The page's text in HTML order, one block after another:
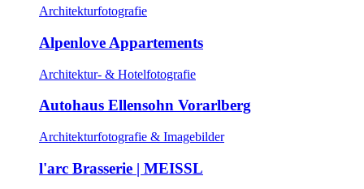
Architekturfotografie
Alpenlove Appartements
Architektur- & Hotelfotografie
Autohaus Ellensohn Vorarlberg
Architekturfotografie & Imagebilder
l'arc Brasserie | MEISSL